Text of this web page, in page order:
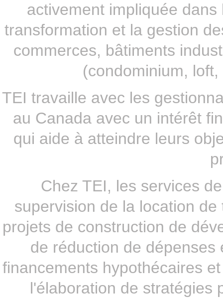
activement impliquée
transformation et la gestion
commerces, bâtiments
(condominium,
TEI travaille avec les
au Canada avec un intérêt
qui aide à atteindre leurs
Chez TEI, les services
supervision de la location
projets de construction de
de réduction de
financements hypothécaires
l'élaboration de stratégies